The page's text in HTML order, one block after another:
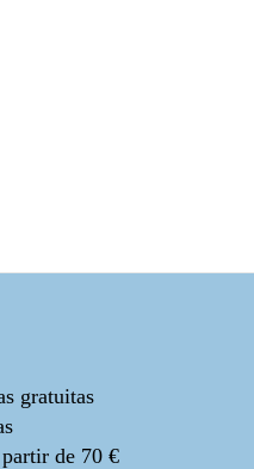
gratuitas
de 70 €